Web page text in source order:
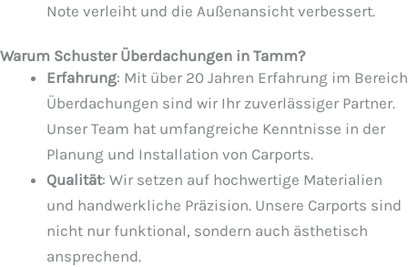
Note verleiht und die Außenansicht verbessert.
Warum Schuster Überdachungen in Tamm?
Erfahrung: Mit über 20 Jahren Erfahrung im Bereich
Überdachungen sind wir Ihr zuverlässiger Partner.
Unser Team hat umfangreiche Kenntnisse in der
Planung und Installation von Carports.
Qualität: Wir setzen auf hochwertige Materialien
und handwerkliche Präzision. Unsere Carports sind
nicht nur funktional, sondern auch ästhetisch
ansprechend.